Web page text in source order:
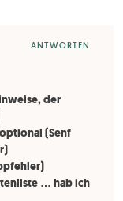
der
(Senf
… hab ich
ANTWORTEN